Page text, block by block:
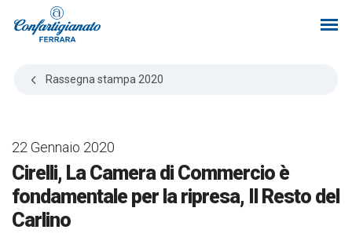
Rassegna stampa 2020
22 Gennaio 2020
Cirelli, La Camera di Commercio è
fondamentale per la ripresa, Il Resto del
Carlino